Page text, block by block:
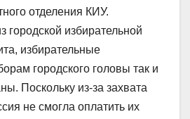
отделения КИУ.
избирательной
избирательные
городского головы так и
Поскольку из-за захвата
не смогла оплатить их